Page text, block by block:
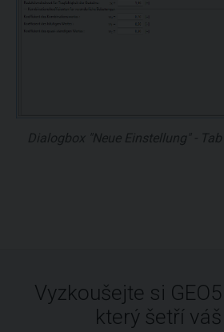
Dialogbox "Neue Einstellung" -
Vyzkoušejte si
který šetří